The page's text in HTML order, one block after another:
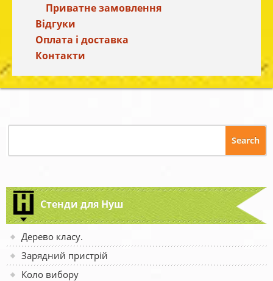
Приватне замовлення
Відгуки
Оплата і доставка
Контакти
Стенди для Нуш
Дерево класу.
Зарядний пристрій
Коло вибору